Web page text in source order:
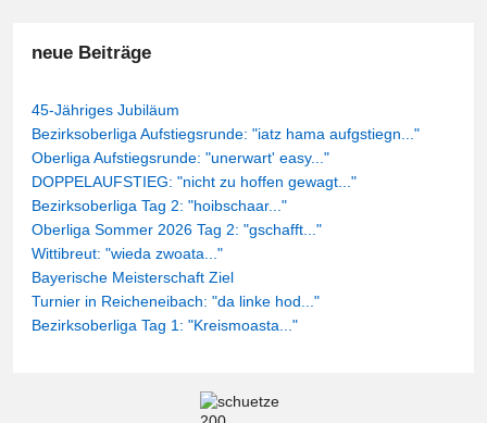
neue Beiträge
45-Jähriges Jubiläum
Bezirksoberliga Aufstiegsrunde: "iatz hama aufgstiegn..."
Oberliga Aufstiegsrunde: "unerwart' easy..."
DOPPELAUFSTIEG: "nicht zu hoffen gewagt..."
Bezirksoberliga Tag 2: "hoibschaar..."
Oberliga Sommer 2026 Tag 2: "gschafft..."
Wittibreut: "wieda zwoata..."
Bayerische Meisterschaft Ziel
Turnier in Reicheneibach: "da linke hod..."
Bezirksoberliga Tag 1: "Kreismoasta..."